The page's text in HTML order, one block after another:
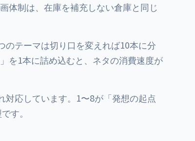
体制は、在庫を補充しない倉庫と同じ
テーマは切り口を変えれば10本に分
を1本に詰め込むと、ネタの消費速度が
応しています。1〜8が「発想の起点
す。